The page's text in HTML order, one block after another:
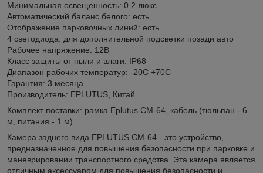
Минимальная освещенность: 0.2 люкс
Автоматический баланс белого: есть
Отображение парковочных линий: есть
4 светодиода: для дополнительной подсветки позади авто
Рабочее напряжение: 12В
Класс защиты от пыли и влаги: IP68
Диапазон рабочих температур: -20С +70С
Гарантия: 3 месяца
Производитель: EPLUTUS, Китай
Комплект поставки: рамка Eplutus CM-64, кабель (тюльпан - 6
м, питания - 1 м)
Камера заднего вида EPLUTUS CM-64 - это устройство,
предназначенное для повышения безопасности при парковке и
маневрировании транспортного средства. Эта камера является
отличным аксессуаром для повышения безопасности и